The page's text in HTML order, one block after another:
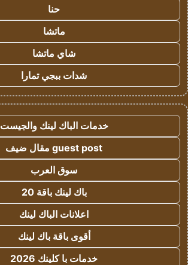
حنا
ماتشا
شاي ماتشا
شدات ببجي تمارا
خدمات الباك لينك والجيست
guest post مقال ضيف
سوق العرب
باك لينك باقة 20
اعلانات الباك لينك
أقوى باقة باك لينك
خدمات با كلينك 2026